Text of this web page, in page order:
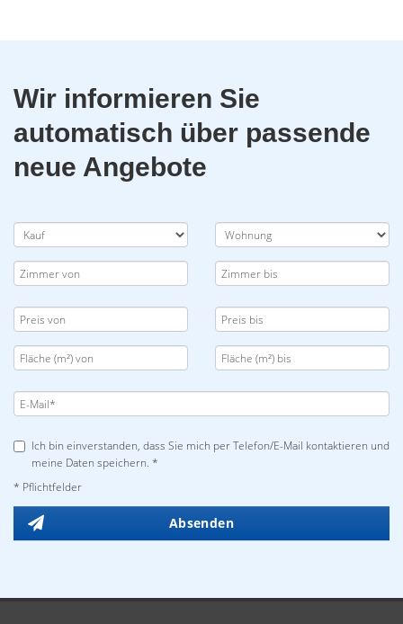
Wir informieren Sie
automatisch über passende
neue Angebote
Ich bin einverstanden, dass Sie mich per Telefon/E-Mail kontaktieren und
meine Daten speichern. *
* Pflichtfelder
Absenden